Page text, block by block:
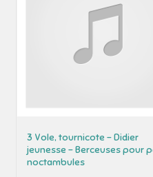
3 Vole, tournicote – Didier
jeunesse – Berceuses pour
noctambules